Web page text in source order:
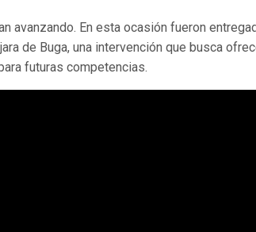
avanzando. En esta ocasión fueron
de Buga, una intervención que busca
futuras competencias.